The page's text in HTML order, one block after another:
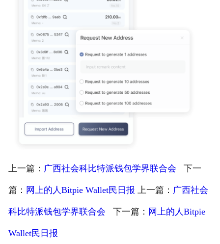
上一篇： 广西社会科比特派钱包学界联合会 下一
篇： 网上的人Bitpie Wallet民日报 上一篇： 广西社会
科比特派钱包学界联合会 下一篇： 网上的人Bitpie
Wallet民日报